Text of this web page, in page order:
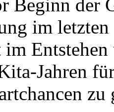
Beginn der
im
im
Jahren
zu